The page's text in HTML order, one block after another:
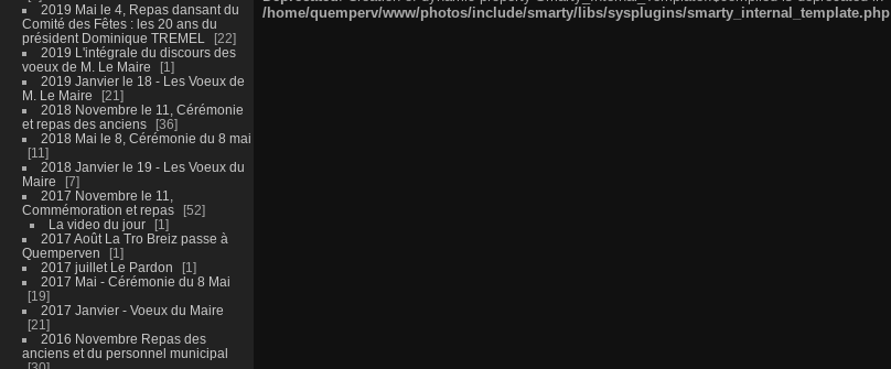
2019 Mai le 4, Repas dansant du
Comité des Fêtes : les 20 ans du
président Dominique TREMEL
22
2019 L'intégrale du discours des
voeux de M. Le Maire
1
2019 Janvier le 18 - Les Voeux de
M. Le Maire
21
2018 Novembre le 11, Cérémonie
et repas des anciens
36
2018 Mai le 8, Cérémonie du 8 mai
11
2018 Janvier le 19 - Les Voeux du
Maire
7
2017 Novembre le 11,
Commémoration et repas
52
La video du jour
1
2017 Août La Tro Breiz passe à
Quemperven
1
2017 juillet Le Pardon
1
2017 Mai - Cérémonie du 8 Mai
19
2017 Janvier - Voeux du Maire
21
2016 Novembre Repas des
anciens et du personnel municipal
/home/quemperv/www/photos/include/smarty/libs/sysplugins/smarty_internal_template.php